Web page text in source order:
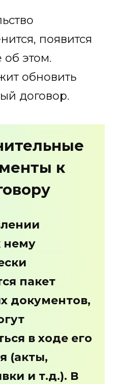
появится
этом.
обновить
договор.
к
нему
пакет
документов,
в ходе его
(акты,
и т.д.). В